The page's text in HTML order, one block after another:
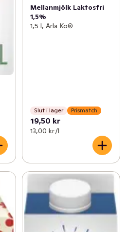
Mellanmjölk Laktosfri
1,5%
1,5 l, Arla Ko®
Slut i lager Prismatch
19,50 kr
13,00 kr /l